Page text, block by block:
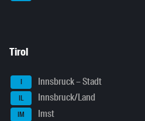
Tirol
I Innsbruck – Stadt
IL Innsbruck/Land
IM Imst